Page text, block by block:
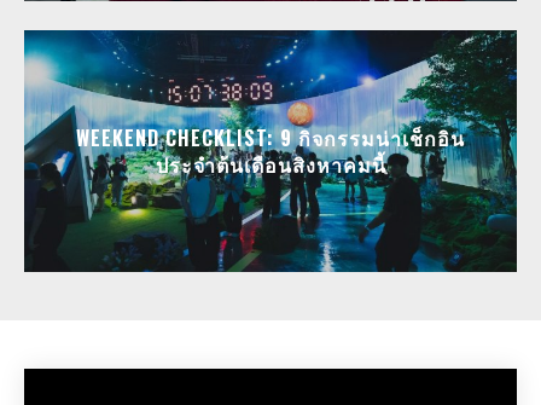
WEEKEND CHECKLIST: 9 กิจกรรมน่าเช็กอิน
ประจำต้นเดือนสิงหาคมนี้